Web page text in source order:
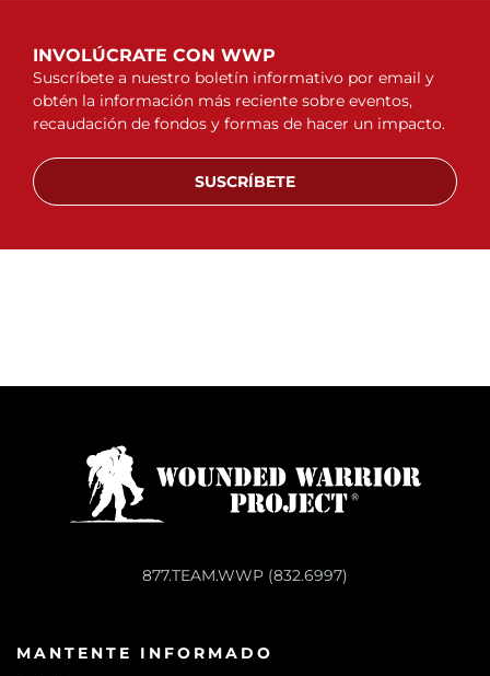
INVOLÚCRATE CON WWP
Suscríbete a nuestro boletín informativo por email y
obtén la información más reciente sobre eventos,
recaudación de fondos y formas de hacer un impacto.
SUSCRÍBETE
877.TEAM.WWP (832.6997)
MANTENTE INFORMADO